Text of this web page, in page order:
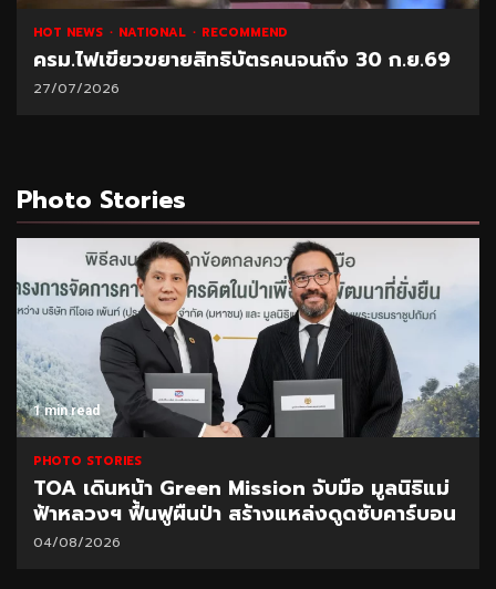
NATIONAL RECOMMEND
ฟเขียวขยายสิทธิบัตรคนจนถึง 30 ก.ย.69
2026
“พา
Photo Stories
1 min read
PHOTO STORIES
TOA เดินหน้า Green Mission จับมือ มูลนิธิแม่
ฟ้าหลวงฯ ฟื้นฟูผืนป่า สร้างแหล่งดูดซับคาร์บอน
04/08/2026